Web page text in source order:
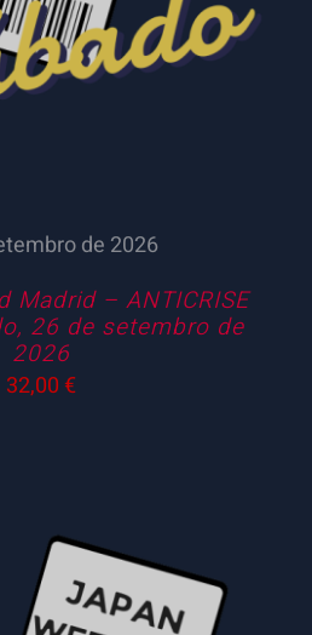
de 2026
Madrid – ANTICRISE
26 de setembro de
2026
32,00€